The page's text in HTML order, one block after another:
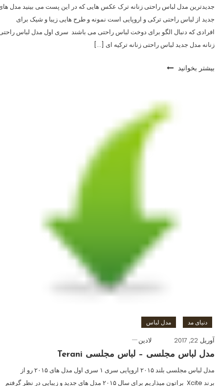
جدیدترین مدل لباس راحتی زنانه ترک عکس هایی که در این پست می بینید مدل
جدید از لباس راحتی ترکی و اروپایی است نمونه و طرح هایی زیبا و شیک برای
افرادی که دنبال الگو برای دوخت لباس راحتی می باشند سری اول مدل لباس
زنانه مدل جدید لباس راحتی زنانه ترکیه ای […]
بیشتر بخوانید
دنیای مد مدل لباس
آوریل 22, 2017
لادین
مدل لباس مجلسی – لباس مجلسی Terani
مدل لباس مجلسی بلند ۲۰۱۵ اروپایی سری ۱ سری اول مدل های ۲۰۱۵ رو از
برند Xcite براتون میذاریم برای سال ۲۰۱۵ مدل های جدید و زیبایی در نظر گرفتم